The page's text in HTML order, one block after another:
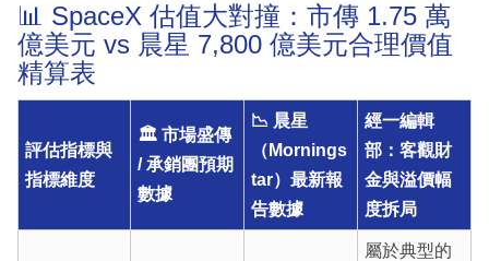
📊 SpaceX 估值大對撞：市傳 1.75 萬
億美元 vs 晨星 7,800 億美元合理價值
精算表
評估指標與
指標維度
🏛️ 市場盛傳
/ 承銷團預期
數據
📉 晨星
（Mornings
tar）最新報
告數據
經一編輯
部：客觀財
金與溢價幅
度拆局
屬於典型的